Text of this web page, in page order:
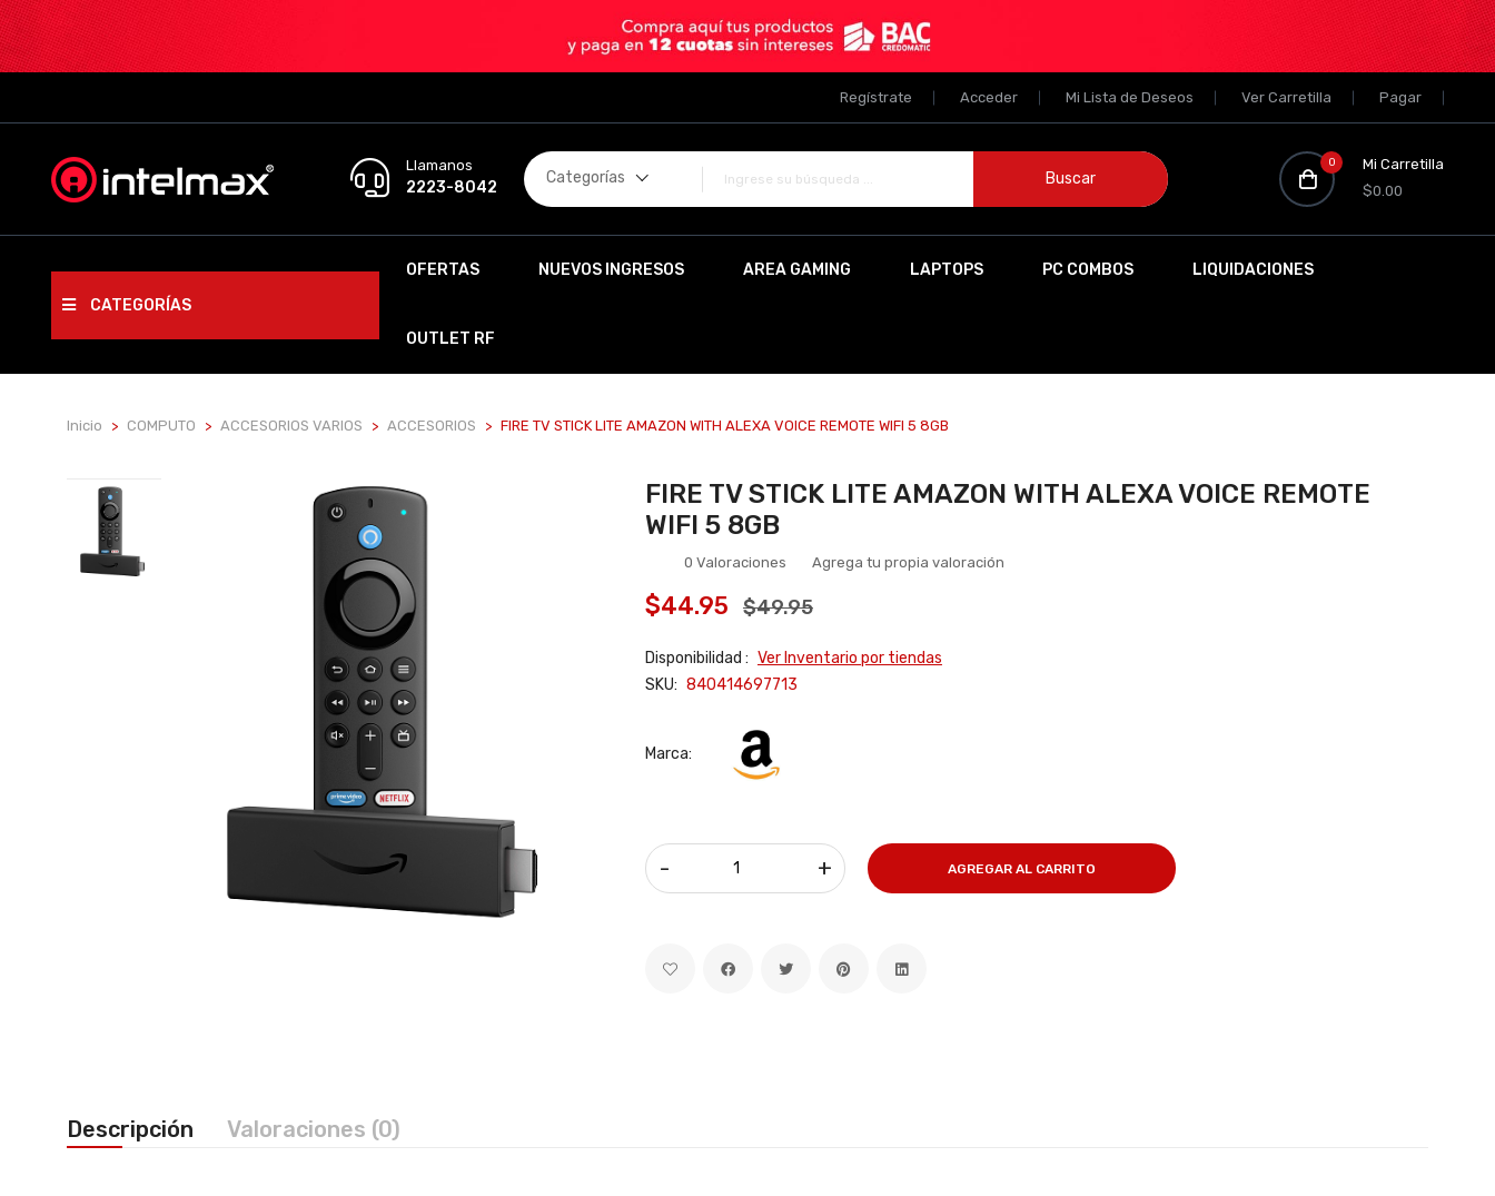
Regístrate Acceder Mi Lista de Deseos Ver Carretilla Pagar
Llamanos
2223-8042 Buscar
Categorías
0
Mi Carretilla
$0.00
CATEGORÍAS
OFERTAS NUEVOS INGRESOS AREA GAMING LAPTOPS PC COMBOS LIQUIDACIONES
OUTLET RF
Inicio COMPUTO ACCESORIOS VARIOS ACCESORIOS FIRE TV STICK LITE AMAZON WITH ALEXA VOICE REMOTE WIFI 5 8GB
FIRE TV STICK LITE AMAZON WITH ALEXA VOICE REMOTE
WIFI 5 8GB
0 Valoraciones Agrega tu propia valoración
$44.95 $49.95
Disponibilidad : Ver Inventario por tiendas
SKU: 840414697713
Marca:
- + AGREGAR AL CARRITO
Descripción Valoraciones (0)